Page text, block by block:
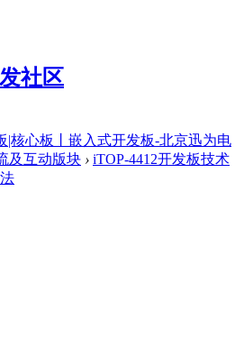
|核心板丨嵌入式开发板-北京迅为电
及互动版块 › iTOP-4412开发板技术